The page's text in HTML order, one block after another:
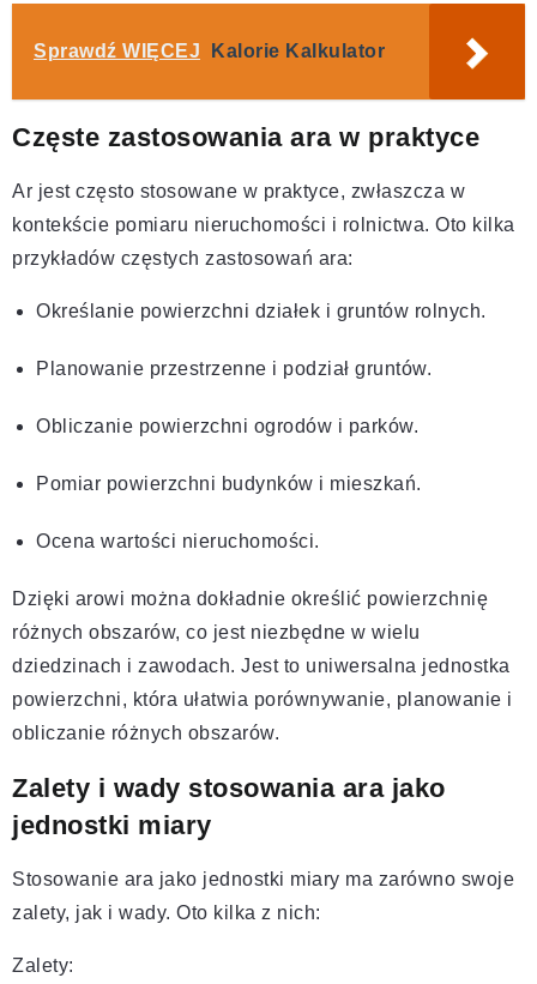
Sprawdź WIĘCEJ Kalorie Kalkulator
Częste zastosowania ara w praktyce
Ar jest często stosowane w praktyce, zwłaszcza w
kontekście pomiaru nieruchomości i rolnictwa. Oto kilka
przykładów częstych zastosowań ara:
Określanie powierzchni działek i gruntów rolnych.
Planowanie przestrzenne i podział gruntów.
Obliczanie powierzchni ogrodów i parków.
Pomiar powierzchni budynków i mieszkań.
Ocena wartości nieruchomości.
Dzięki arowi można dokładnie określić powierzchnię
różnych obszarów, co jest niezbędne w wielu
dziedzinach i zawodach. Jest to uniwersalna jednostka
powierzchni, która ułatwia porównywanie, planowanie i
obliczanie różnych obszarów.
Zalety i wady stosowania ara jako
jednostki miary
Stosowanie ara jako jednostki miary ma zarówno swoje
zalety, jak i wady. Oto kilka z nich:
Zalety: